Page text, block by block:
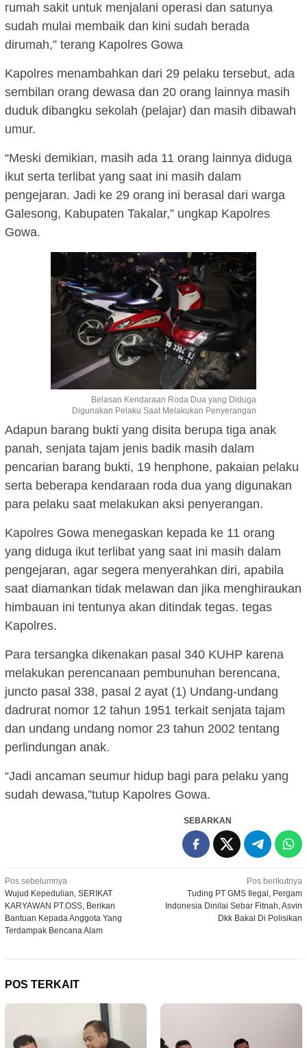
rumah sakit untuk menjalani operasi dan satunya
sudah mulai membaik dan kini sudah berada
dirumah,” terang Kapolres Gowa
Kapolres menambahkan dari 29 pelaku tersebut, ada
sembilan orang dewasa dan 20 orang lainnya masih
duduk dibangku sekolah (pelajar) dan masih dibawah
umur.
“Meski demikian, masih ada 11 orang lainnya diduga
ikut serta terlibat yang saat ini masih dalam
pengejaran. Jadi ke 29 orang ini berasal dari warga
Galesong, Kabupaten Takalar,” ungkap Kapolres
Gowa.
Belasan Kendaraan Roda Dua yang Diduga
Digunakan Pelaku Saat Melakukan Penyerangan
Adapun barang bukti yang disita berupa tiga anak
panah, senjata tajam jenis badik masih dalam
pencarian barang bukti, 19 henphone, pakaian pelaku
serta beberapa kendaraan roda dua yang digunakan
para pelaku saat melakukan aksi penyerangan.
Kapolres Gowa menegaskan kepada ke 11 orang
yang diduga ikut terlibat yang saat ini masih dalam
pengejaran, agar segera menyerahkan diri, apabila
saat diamankan tidak melawan dan jika menghiraukan
himbauan ini tentunya akan ditindak tegas. tegas
Kapolres.
Para tersangka dikenakan pasal 340 KUHP karena
melakukan perencanaan pembunuhan berencana,
juncto pasal 338, pasal 2 ayat (1) Undang-undang
dadrurat nomor 12 tahun 1951 terkait senjata tajam
dan undang undang nomor 23 tahun 2002 tentang
perlindungan anak.
“Jadi ancaman seumur hidup bagi para pelaku yang
sudah dewasa,”tutup Kapolres Gowa.
SEBARKAN
Navigasi
pos
Pos sebelumnya
Wujud Kepedulian, SERIKAT
KARYAWAN PT.OSS, Berikan
Bantuan Kepada Anggota Yang
Terdampak Bencana Alam
Pos berikutnya
Tuding PT GMS Ilegal, Pergam
Indonesia Dinilai Sebar Fitnah, Asvin
Dkk Bakal Di Polisikan
POS TERKAIT